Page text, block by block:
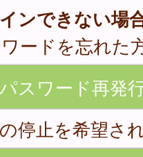
ンできない場
ードを忘れた
スワード再発
停止を希望さ